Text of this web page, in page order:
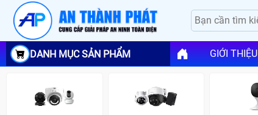
DANH MỤC SẢN PHẨM GIỚI THIỆU